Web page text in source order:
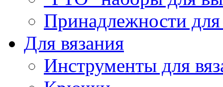
Принадлежности
Для вязания
Инструменты для